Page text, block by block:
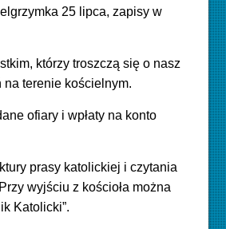
25 lipca, zapisy w
którzy troszczą się o nasz
na terenie kościelnym.
ofiary i wpłaty na konto
prasy katolickiej i czytania
wyjściu z kościoła można
Katolicki”.